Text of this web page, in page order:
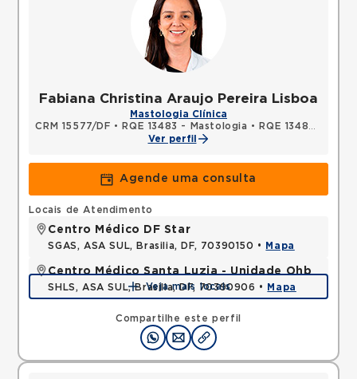
Fabiana Christina Araujo Pereira Lisboa
Mastologia Clínica
CRM 15577/DF • RQE 13483 - Mastologia •
RQE 13484 - Ginecologia e obstetrícia
Ver perfil
Agende uma consulta
Compartilhe este perfil
Locais de Atendimento
Centro Médico DF Star
SGAS, ASA SUL, Brasilia, DF, 70390150 • Mapa
Centro Médico Santa Luzia - Unidade Ohb
SHLS, ASA SUL, Brasilia, DF, 70390906 • Mapa
Veja mais locais